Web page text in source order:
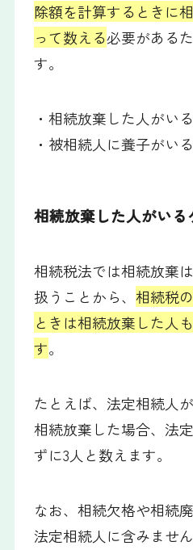
除額を計算するときに
って数える必要がある
す。
・相続放棄した人がい
・被相続人に養子がい
相続放棄した人がいる
相続税法では相続放棄
扱うことから、相続税
ときは相続放棄した人
す。
たとえば、法定相続人
相続放棄した場合、法
ずに3人と数えます。
なお、相続欠格や相続
法定相続人に含みませ